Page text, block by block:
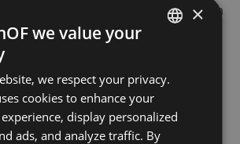
mudança profissional começa com a
de carreira. Por vezes, começa
de que é possível fazer mais,
a desafiar-se. Foi precisamente
levou Filipe Gil a procurar a
da TechOf. O seu percurso
[…]
ENGLISH
×
we value your
we respect your privacy.
cookies to enhance your
display personalized
ads, and analyze traffic. By